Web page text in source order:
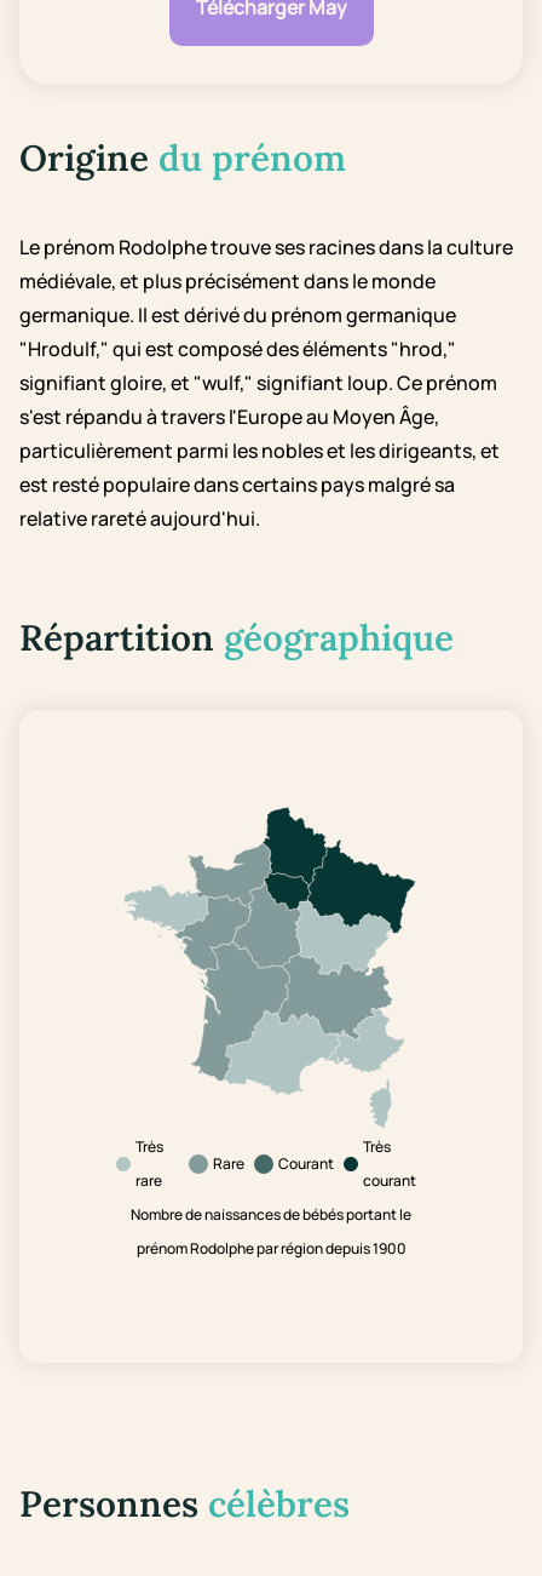
Télécharger May
Origine du prénom
Le prénom Rodolphe trouve ses racines dans la culture
médiévale, et plus précisément dans le monde
germanique. Il est dérivé du prénom germanique
"Hrodulf," qui est composé des éléments "hrod,"
signifiant gloire, et "wulf," signifiant loup. Ce prénom
s'est répandu à travers l'Europe au Moyen Âge,
particulièrement parmi les nobles et les dirigeants, et
est resté populaire dans certains pays malgré sa
relative rareté aujourd'hui.
Répartition géographique
Très
rare
Rare Courant
Très
courant
Nombre de naissances de bébés portant le
prénom Rodolphe par région depuis 1900
Personnes célèbres